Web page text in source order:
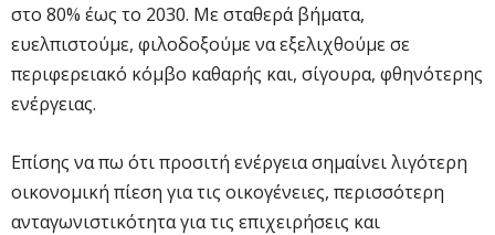
στο 80% έως το 2030. Με σταθερά βήματα,
ευελπιστούμε, φιλοδοξούμε να εξελιχθούμε σε
περιφερειακό κόμβο καθαρής και, σίγουρα, φθηνότερης
ενέργειας.
Επίσης να πω ότι προσιτή ενέργεια σημαίνει λιγότερη
οικονομική πίεση για τις οικογένειες, περισσότερη
ανταγωνιστικότητα για τις επιχειρήσεις και